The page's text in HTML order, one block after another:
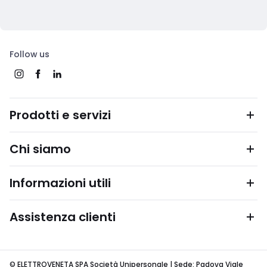
Follow us
Prodotti e servizi
Chi siamo
Informazioni utili
Assistenza clienti
© ELETTROVENETA SPA Società Unipersonale | Sede: Padova Viale